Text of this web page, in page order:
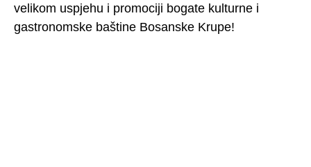
velikom uspjehu i promociji bogate kulturne i
gastronomske baštine Bosanske Krupe!